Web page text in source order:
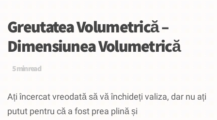
Greutatea Volumetrică –
Dimensiunea Volumetrică
5min read
Ați încercat vreodată să vă închideți valiza, dar nu ați
putut pentru că a fost prea plină și